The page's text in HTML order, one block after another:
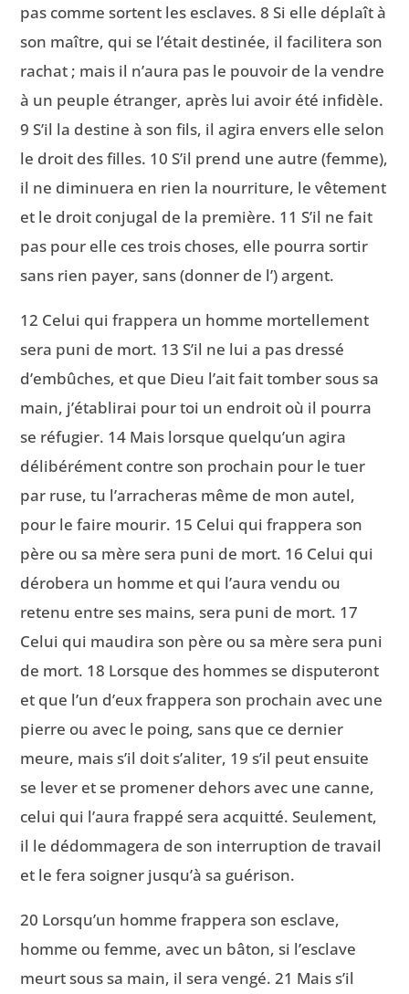
pas comme sortent les esclaves. 8 Si elle déplaît à
son maître, qui se l’était destinée, il facilitera son
rachat ; mais il n’aura pas le pouvoir de la vendre
à un peuple étranger, après lui avoir été infidèle.
9 S’il la destine à son fils, il agira envers elle selon
le droit des filles. 10 S’il prend une autre (femme),
il ne diminuera en rien la nourriture, le vêtement
et le droit conjugal de la première. 11 S’il ne fait
pas pour elle ces trois choses, elle pourra sortir
sans rien payer, sans (donner de l’) argent.
12 Celui qui frappera un homme mortellement
sera puni de mort. 13 S’il ne lui a pas dressé
d’embûches, et que Dieu l’ait fait tomber sous sa
main, j’établirai pour toi un endroit où il pourra
se réfugier. 14 Mais lorsque quelqu’un agira
délibérément contre son prochain pour le tuer
par ruse, tu l’arracheras même de mon autel,
pour le faire mourir. 15 Celui qui frappera son
père ou sa mère sera puni de mort. 16 Celui qui
dérobera un homme et qui l’aura vendu ou
retenu entre ses mains, sera puni de mort. 17
Celui qui maudira son père ou sa mère sera puni
de mort. 18 Lorsque des hommes se disputeront
et que l’un d’eux frappera son prochain avec une
pierre ou avec le poing, sans que ce dernier
meure, mais s’il doit s’aliter, 19 s’il peut ensuite
se lever et se promener dehors avec une canne,
celui qui l’aura frappé sera acquitté. Seulement,
il le dédommagera de son interruption de travail
et le fera soigner jusqu’à sa guérison.
20 Lorsqu’un homme frappera son esclave,
homme ou femme, avec un bâton, si l’esclave
meurt sous sa main, il sera vengé. 21 Mais s’il